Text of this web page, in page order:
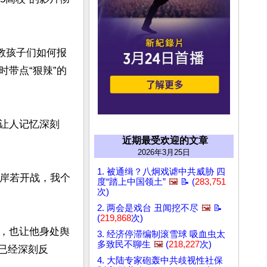
孩子们如何报
带点“狠辣”的
人记忆深刻
若开战，我个
也让他身处舆
经深刻反
近期最受欢迎的文章
2026年3月25日
1. 被通缉？八炯戏谑中共威胁 四
度“踏上中国领土” 🖼️ 📝 (283,751
次)
2. 两会是戏台 丑闻挖不尽 🖼️ 📝
(219,868次)
3. 经济停滞编制滚雪球 吸血虫太
多致民不聊生 🖼️ (218,227次)
4. 大陆专家砲轰中共歧视性社保